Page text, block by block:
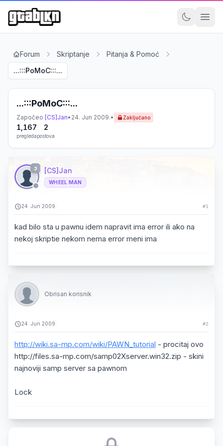
Forum Skriptanje
Pitanja & Pomoć
...:::PoMoC:::...
...:::PoMoC:::...
Započeo [CS]Jan• 24. Jun 2009.• Zaključano
1,167
pregleda
2
postova
3 [CS]Jan
WHEEL MAN
24. Jun 2009. #1
kad bilo sta u pawnu idem napravit ima error ili ako na
nekoj skriptie nekom nema error meni ima
Obrisan korisnik
24. Jun 2009. #2
http://wiki.sa-mp.com/wiki/PAWN_tutorial - procitaj ovo
http://files.sa-mp.com/samp02Xserver.win32.zip - skini
najnoviji samp server sa pawnom
Lock